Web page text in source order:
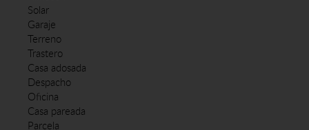
Solar
Garaje
Terreno
Trastero
Casa adosada
Despacho
Oficina
Casa pareada
Parcela